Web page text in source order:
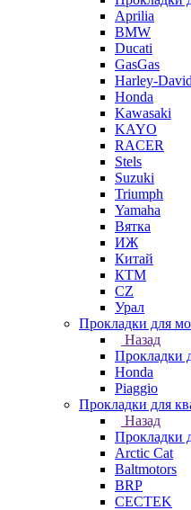
Aprilia
BMW
Ducati
GasGas
Harley-
Honda
Kawasaki
KAYO
RACER
Stels
Suzuki
Triumph
Yamaha
Вятка
ИЖ
Китай
КТМ
СZ
Урал
Прокладки для
Назад
Прокладки
Honda
Piaggio
Прокладки для
Назад
Прокладки
Arctic Cat
Baltmotors
BRP
CECTEK